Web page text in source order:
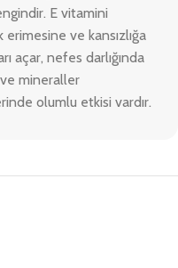
E vitamini
ve kansızlığa
açar, nefes darlığında
mineraller
olumlu etkisi vardır.